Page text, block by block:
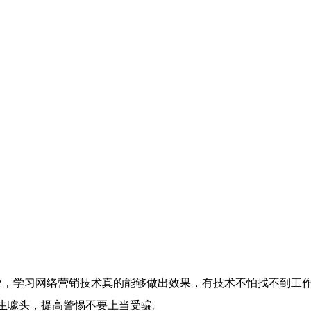
学习网络营销技术真的能够做出效果，有技术不怕找不到工
头，提高警惕不要上当受骗。